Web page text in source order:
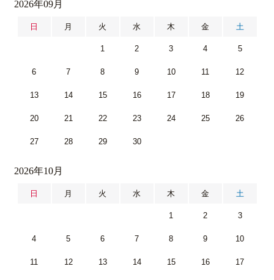
2026年09月
日 月 火 水 木 金 土
1 2 3 4 5
6 7 8 9 10 11 12
13 14 15 16 17 18 19
20 21 22 23 24 25 26
27 28 29 30
2026年10月
日 月 火 水 木 金 土
1 2 3
4 5 6 7 8 9 10
11 12 13 14 15 16 17